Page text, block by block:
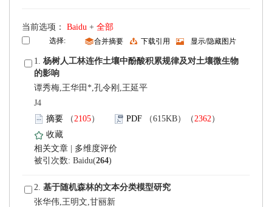
当前选项： +
1.
谭秀梅,王华田*,孔令刚,王延平
J4
）
）
|
)
2.
张华伟,王明文,甘丽新